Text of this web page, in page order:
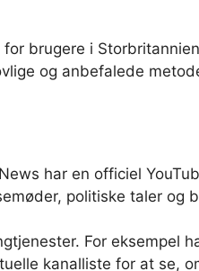
brugere i
og anbefalede
har en officiel
politiske taler og
For eksempel
kanalliste for at se,